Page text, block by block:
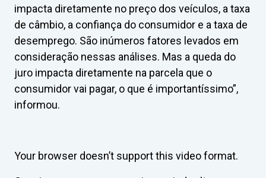
impacta diretamente no preço dos veículos, a taxa
de câmbio, a confiança do consumidor e a taxa de
desemprego. São inúmeros fatores levados em
consideração nessas análises. Mas a queda do
juro impacta diretamente na parcela que o
consumidor vai pagar, o que é importantíssimo”,
informou.
Your browser doesn’t support this video format.